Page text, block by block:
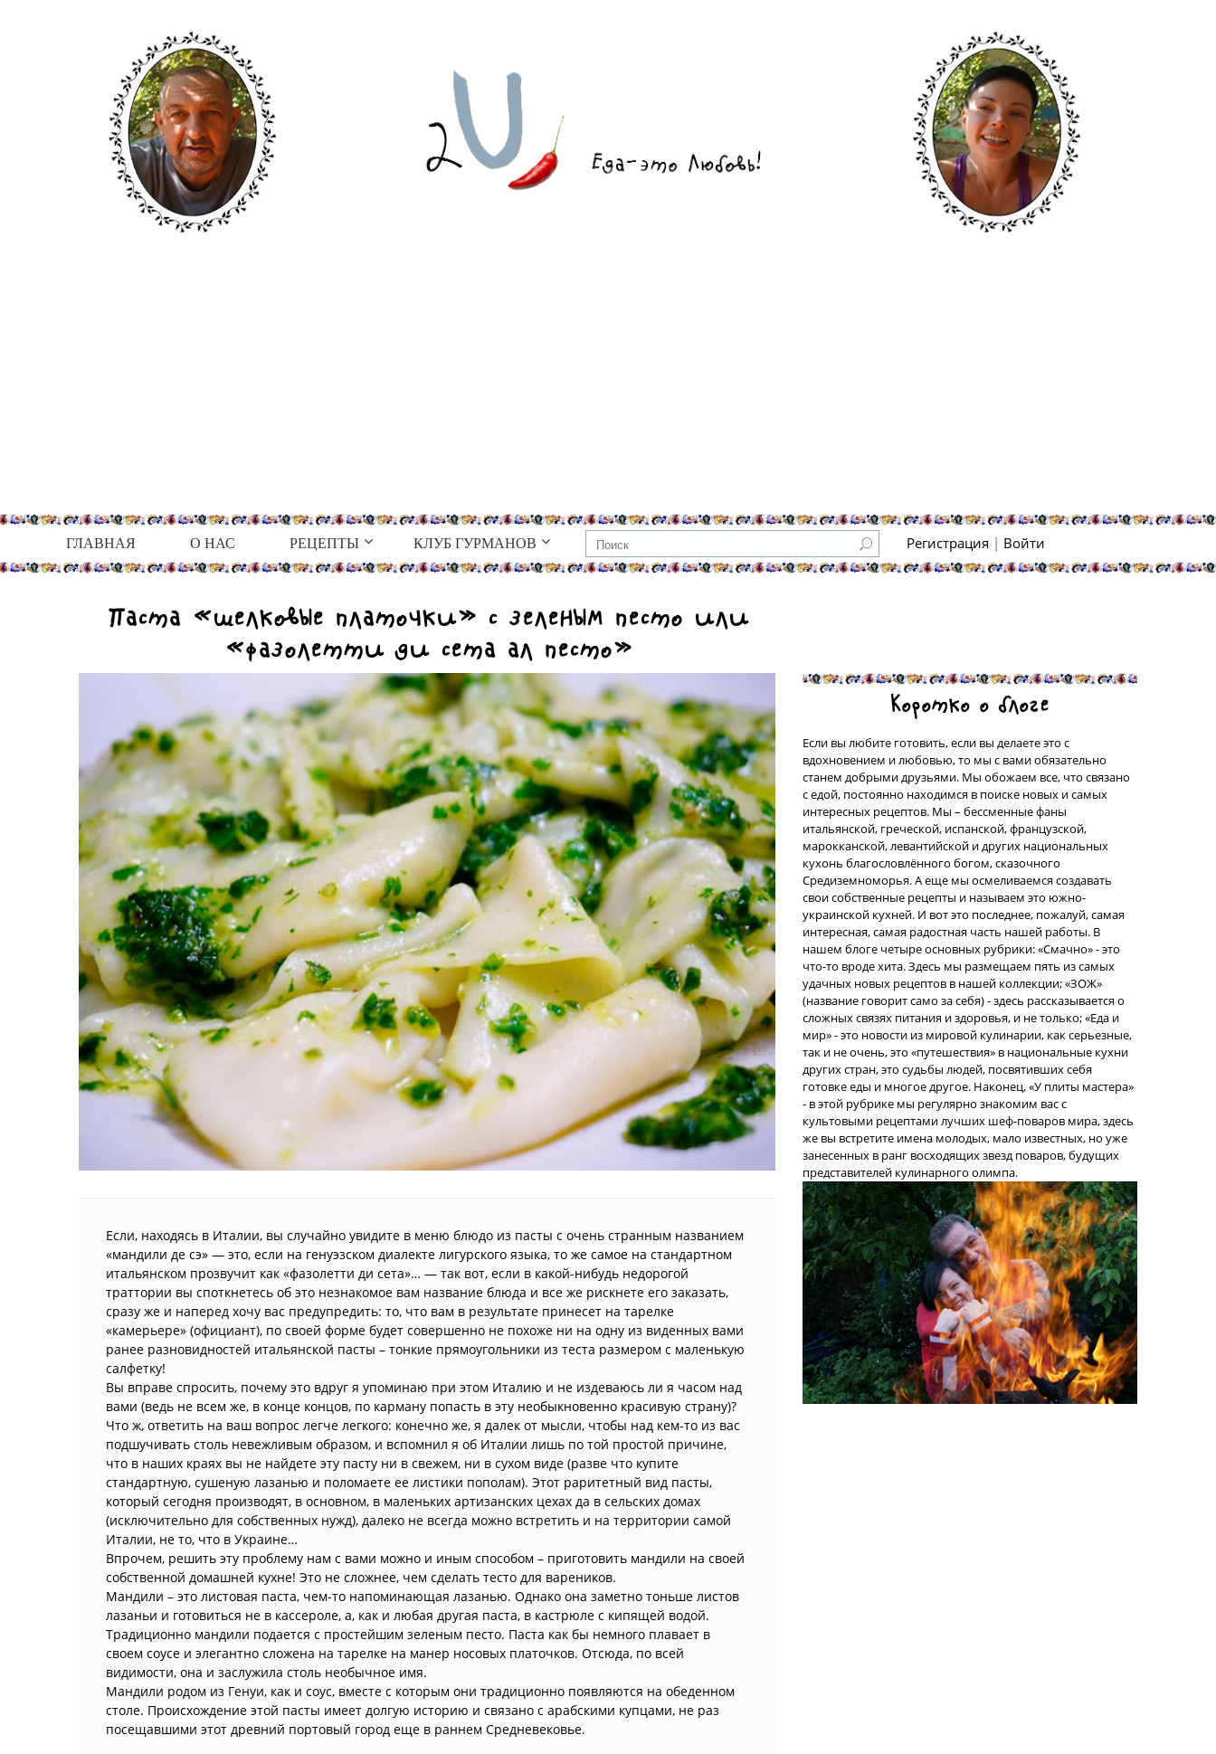
Регистрация | Войти
ГЛАВНАЯ О НАС РЕЦЕПТЫ КЛУБ ГУРМАНОВ
Паста «шелковые платочки» с зеленым песто или
«фазолетти ди сета ал песто»
Если, находясь в Италии, вы случайно увидите в меню блюдо из пасты с очень странным названием
«мандили де сэ» — это, если на генуэзском диалекте лигурского языка, то же самое на стандартном
итальянском прозвучит как «фазолетти ди сета»… — так вот, если в какой-нибудь недорогой
траттории вы споткнетесь об это незнакомое вам название блюда и все же рискнете его заказать,
сразу же и наперед хочу вас предупредить: то, что вам в результате принесет на тарелке
«камерьере» (официант), по своей форме будет совершенно не похоже ни на одну из виденных вами
ранее разновидностей итальянской пасты – тонкие прямоугольники из теста размером с маленькую
салфетку!
Вы вправе спросить, почему это вдруг я упоминаю при этом Италию и не издеваюсь ли я часом над
вами (ведь не всем же, в конце концов, по карману попасть в эту необыкновенно красивую страну)?
Что ж, ответить на ваш вопрос легче легкого: конечно же, я далек от мысли, чтобы над кем-то из вас
подшучивать столь невежливым образом, и вспомнил я об Италии лишь по той простой причине,
что в наших краях вы не найдете эту пасту ни в свежем, ни в сухом виде (разве что купите
стандартную, сушеную лазанью и поломаете ее листики пополам). Этот раритетный вид пасты,
который сегодня производят, в основном, в маленьких артизанских цехах да в сельских домах
(исключительно для собственных нужд), далеко не всегда можно встретить и на территории самой
Италии, не то, что в Украине…
Впрочем, решить эту проблему нам с вами можно и иным способом – приготовить мандили на своей
собственной домашней кухне! Это не сложнее, чем сделать тесто для вареников.
Мандили – это листовая паста, чем-то напоминающая лазанью. Однако она заметно тоньше листов
лазаньи и готовиться не в кассероле, а, как и любая другая паста, в кастрюле с кипящей водой.
Традиционно мандили подается с простейшим зеленым песто. Паста как бы немного плавает в
своем соусе и элегантно сложена на тарелке на манер носовых платочков. Отсюда, по всей
видимости, она и заслужила столь необычное имя.
Мандили родом из Генуи, как и соус, вместе с которым они традиционно появляются на обеденном
столе. Происхождение этой пасты имеет долгую историю и связано с арабскими купцами, не раз
посещавшими этот древний портовый город еще в раннем Средневековье.
Коротко о блоге
Если вы любите готовить, если вы делаете это с
вдохновением и любовью, то мы с вами обязательно
станем добрыми друзьями. Мы обожаем все, что связано
с едой, постоянно находимся в поиске новых и самых
интересных рецептов. Мы – бессменные фаны
итальянской, греческой, испанской, французской,
марокканской, левантийской и других национальных
кухонь благословлённого богом, сказочного
Средиземноморья. А еще мы осмеливаемся создавать
свои собственные рецепты и называем это южно-
украинской кухней. И вот это последнее, пожалуй, самая
интересная, самая радостная часть нашей работы. В
нашем блоге четыре основных рубрики: «Смачно» - это
что-то вроде хита. Здесь мы размещаем пять из самых
удачных новых рецептов в нашей коллекции; «ЗОЖ»
(название говорит само за себя) - здесь рассказывается о
сложных связях питания и здоровья, и не только; «Еда и
мир» - это новости из мировой кулинарии, как серьезные,
так и не очень, это «путешествия» в национальные кухни
других стран, это судьбы людей, посвятивших себя
готовке еды и многое другое. Наконец, «У плиты мастера»
- в этой рубрике мы регулярно знакомим вас с
культовыми рецептами лучших шеф-поваров мира, здесь
же вы встретите имена молодых, мало известных, но уже
занесенных в ранг восходящих звезд поваров, будущих
представителей кулинарного олимпа.